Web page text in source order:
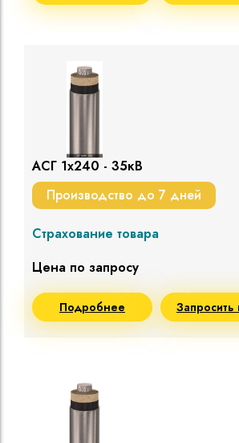
АСГ 1х240 - 35кВ
Производство до 7 дней
Страхование товара
Цена по запросу
Подробнее Запросить